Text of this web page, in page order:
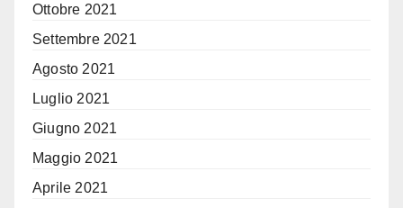
Ottobre 2021
Settembre 2021
Agosto 2021
Luglio 2021
Giugno 2021
Maggio 2021
Aprile 2021